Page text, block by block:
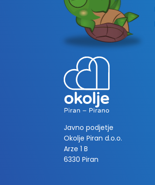
Javno podjetje
Okolje Piran d.o.o.
Arze 1 B
6330 Piran